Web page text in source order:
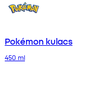
Pokémon kulacs
450 ml